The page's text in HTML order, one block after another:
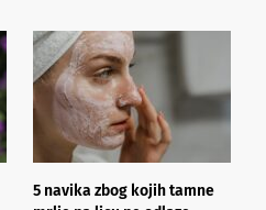
5 navika zbog kojih tamne